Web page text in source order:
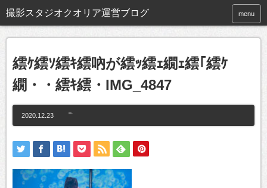
撮影スタジオクオリア運営ブログ menu
繧ｹ繧ｿ繧ｷ繧吶が繧ｯ繧ｪ繝ｪ繧｢繧ｹ
繝・・繧ｷ繧・IMG_4847
2020.12.23